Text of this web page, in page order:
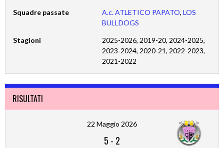
Squadre passate A.c. ATLETICO PAPATO,LOS
BULLDOGS
Stagioni
2025-2026, 2019-20, 2024-2025,
2023-2024, 2020-21, 2022-2023,
2021-2022
RISULTATI
22 Maggio 2026
5 - 2